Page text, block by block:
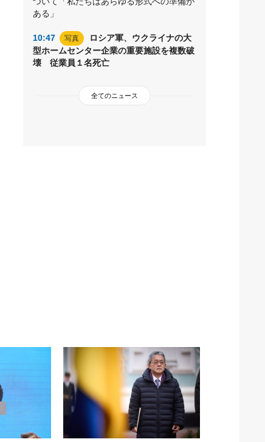
ある」
10:47 写真
ロシア軍、ウクライナの大
型ホームセンター企業の重要施設を複数破
壊 従業員１名死亡
全てのニュース